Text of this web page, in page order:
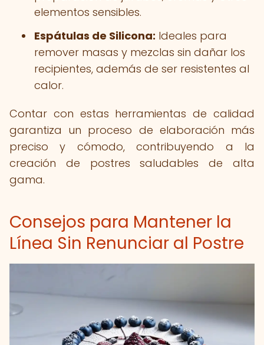
elementos sensibles.
Espátulas de Silicona: Ideales para
remover masas y mezclas sin dañar los
recipientes, además de ser resistentes al
calor.
Contar con estas herramientas de calidad
garantiza un proceso de elaboración más
preciso y cómodo, contribuyendo a la
creación de postres saludables de alta
gama.
Consejos para Mantener la
Línea Sin Renunciar al Postre